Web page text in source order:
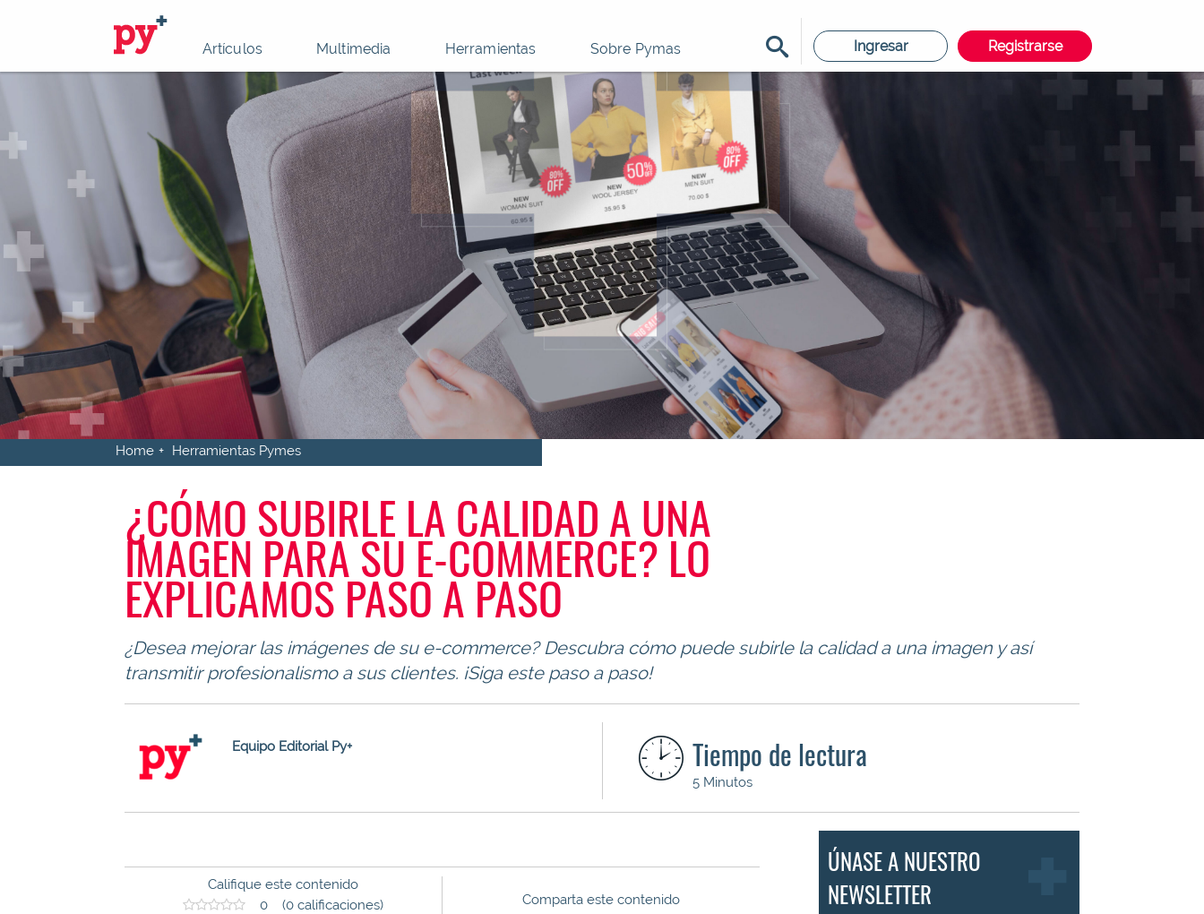
Artículos Multimedia Herramientas Sobre Pymas Ingresar Registrarse
Home Herramientas Pymes
¿CÓMO SUBIRLE LA CALIDAD A UNA
IMAGEN PARA SU E-COMMERCE? LO
EXPLICAMOS PASO A PASO
¿Desea mejorar las imágenes de su e-commerce? Descubra cómo puede subirle la calidad a una imagen y así
transmitir profesionalismo a sus clientes. ¡Siga este paso a paso!
Equipo Editorial Py+ Tiempo de lectura
5 Minutos
Califique este contenido
0 (0 calificaciones)
Comparta este contenido
ÚNASE A NUESTRO
NEWSLETTER